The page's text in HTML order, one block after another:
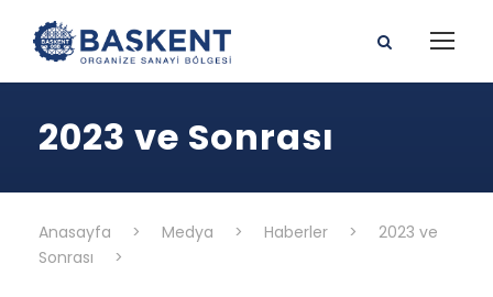
2023 ve Sonrası
Anasayfa > Medya > Haberler >
2023 ve
Sonrası
>